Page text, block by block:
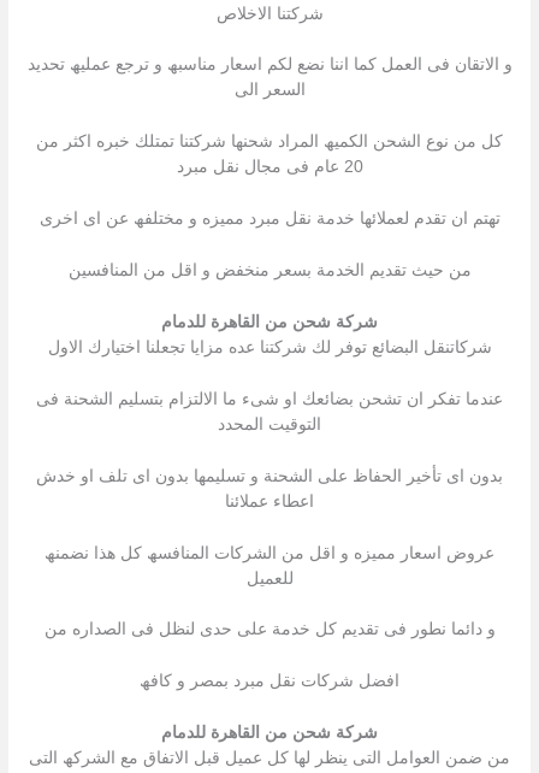
شركتنا الاخلاص
و الاتقان فى العمل كما اننا نضع لكم اسعار مناسبھ و ترجع عملیھ تحدید
السعر الى
كل من نوع الشحن الكمیھ المراد شحنھا شركتنا تمتلك خبره اكثر من
20 عام فى مجال نقل مبرد
تھتم ان تقدم لعملائھا خدمة نقل مبرد ممیزه و مختلفھ عن اى اخرى
من حیث تقدیم الخدمة بسعر منخفض و اقل من المنافسین
شركة شحن من القاهرة للدمام
شركاتنقل البضائع توفر لك شركتنا عده مزایا تجعلنا اختیارك الاول
عندما تفكر ان تشحن بضائعك او شىء ما الالتزام بتسلیم الشحنة فى
التوقیت المحدد
بدون اى تأخیر الحفاظ على الشحنة و تسلیمھا بدون اى تلف او خدش
اعطاء عملائنا
عروض اسعار ممیزه و اقل من الشركات المنافسھ كل ھذا نضمنھ
للعمیل
و دائما نطور فى تقدیم كل خدمة على حدى لنظل فى الصداره من
افضل شركات نقل مبرد بمصر و كافھ
شركة شحن من القاهرة للدمام
من ضمن العوامل التى ینظر لھا كل عمیل قبل الاتفاق مع الشركھ التى